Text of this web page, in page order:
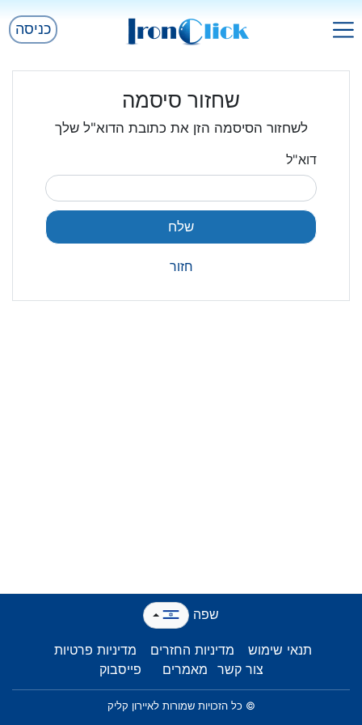
כניסה
שחזור סיסמה
לשחזור הסיסמה הזן את כתובת הדוא"ל שלך
דוא"ל
חזור
שפה
תנאי שימוש מדיניות החזרים
מדיניות פרטיות
צור קשר
מאמרים פייסבוק
© כל הזכויות שמורות לאיירון קליק